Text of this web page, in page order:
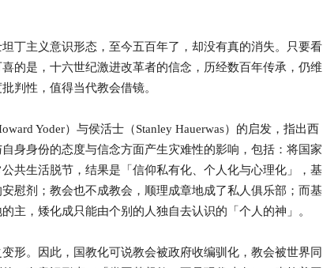
丁主义意识形态，至今五百年了，却没有真的消失。只要看
的是，十六世纪激进改革者的信念，历经数百年传承，仍维
判性，值得当代教会借镜。
Yoder）与侯活士（Stanley Hauerwas）的启发，指出西
身身份的态度与信念方面产生灾难性的影响，包括：将国家
共生活脱节，结果是「信仰私有化、个人化与心理化」，基
慰剂；教会也不成教会，顺理成章地成了私人俱乐部；而基
主，矮化成只能由个别的人独自去认识的「个人的神」。
形。因此，国教化可说教会被政府收编驯化，教会被世界同